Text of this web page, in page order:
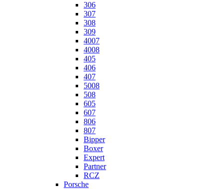
306
307
308
309
4007
4008
405
406
407
5008
508
605
607
806
807
Bipper
Boxer
Expert
Partner
RCZ
Porsche